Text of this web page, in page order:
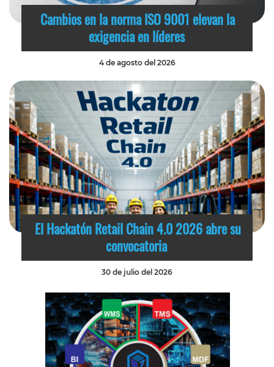
Cambios en la norma ISO 9001 elevan la
exigencia en líderes
4 de agosto del 2026
El Hackatón Retail Chain 4.0 2026 abre su
convocatoria
30 de julio del 2026